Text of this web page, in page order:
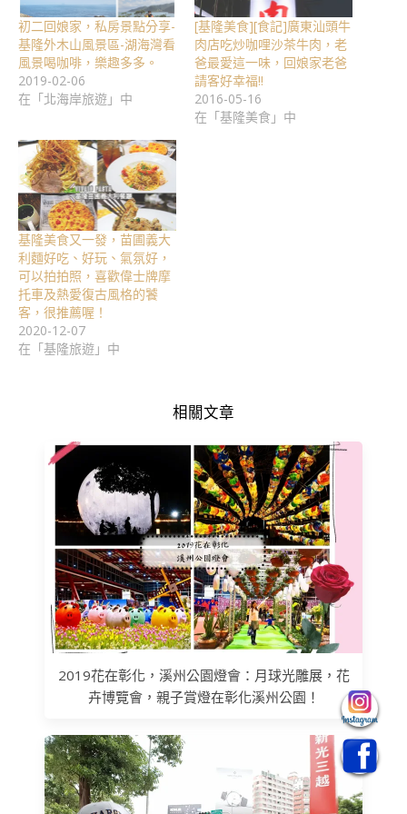
初二回娘家，私房景點分享-
基隆外木山風景區-湖海灣看
風景喝咖啡，樂趣多多。
2019-02-06
在「北海岸旅遊」中
[基隆美食][食記]廣東汕頭牛
肉店吃炒咖哩沙茶牛肉，老
爸最愛這一味，回娘家老爸
請客好幸福!!
2016-05-16
在「基隆美食」中
基隆美食又一發，苗圃義大
利麵好吃、好玩、氣氛好，
可以拍拍照，喜歡偉士牌摩
托車及熱愛復古風格的饕
客，很推薦喔！
2020-12-07
在「基隆旅遊」中
相關文章
2019花在彰化，溪州公園燈會：月球光雕展，花
卉博覽會，親子賞燈在彰化溪州公園！